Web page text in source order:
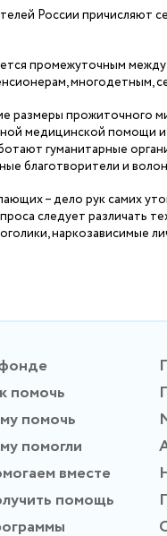
России причисляют
промежуточным между
многодетным,
размеры прожиточного
медицинской помощи
гуманитарные
благотворители и
– дело рук самих
следует различать
наркозависимые
помочь
помочь
помогли
вместе
помощь